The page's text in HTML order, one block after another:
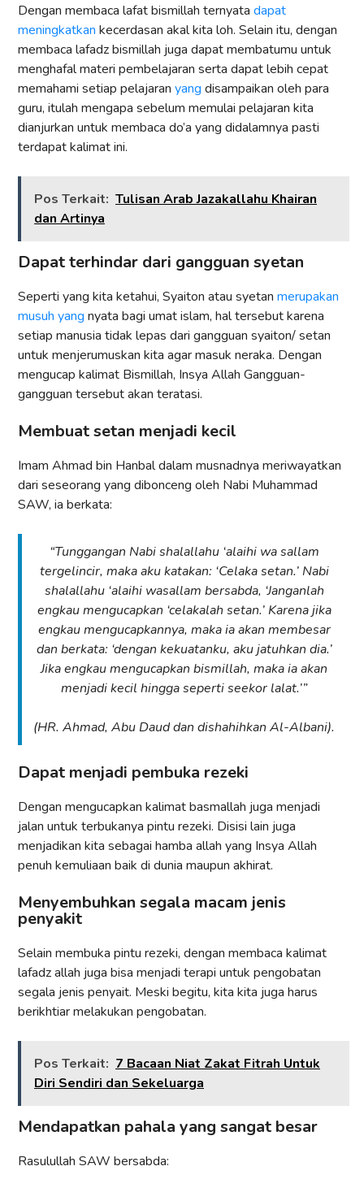
Dengan membaca lafat bismillah ternyata dapat
meningkatkan kecerdasan akal kita loh. Selain itu, dengan
membaca lafadz bismillah juga dapat membatumu untuk
menghafal materi pembelajaran serta dapat lebih cepat
memahami setiap pelajaran yang disampaikan oleh para
guru, itulah mengapa sebelum memulai pelajaran kita
dianjurkan untuk membaca do’a yang didalamnya pasti
terdapat kalimat ini.
Pos Terkait: Tulisan Arab Jazakallahu Khairan
dan Artinya
Dapat terhindar dari gangguan syetan
Seperti yang kita ketahui, Syaiton atau syetan merupakan
musuh yang nyata bagi umat islam, hal tersebut karena
setiap manusia tidak lepas dari gangguan syaiton/ setan
untuk menjerumuskan kita agar masuk neraka. Dengan
mengucap kalimat Bismillah, Insya Allah Gangguan-
gangguan tersebut akan teratasi.
Membuat setan menjadi kecil
Imam Ahmad bin Hanbal dalam musnadnya meriwayatkan
dari seseorang yang dibonceng oleh Nabi Muhammad
SAW, ia berkata:
“Tunggangan Nabi shalallahu ‘alaihi wa sallam
tergelincir, maka aku katakan: ‘Celaka setan.’ Nabi
shalallahu ‘alaihi wasallam bersabda, ‘Janganlah
engkau mengucapkan ‘celakalah setan.’ Karena jika
engkau mengucapkannya, maka ia akan membesar
dan berkata: ‘dengan kekuatanku, aku jatuhkan dia.’
Jika engkau mengucapkan bismillah, maka ia akan
menjadi kecil hingga seperti seekor lalat.’”
(HR. Ahmad, Abu Daud dan dishahihkan Al-Albani).
Dapat menjadi pembuka rezeki
Dengan mengucapkan kalimat basmallah juga menjadi
jalan untuk terbukanya pintu rezeki. Disisi lain juga
menjadikan kita sebagai hamba allah yang Insya Allah
penuh kemuliaan baik di dunia maupun akhirat.
Menyembuhkan segala macam jenis
penyakit
Selain membuka pintu rezeki, dengan membaca kalimat
lafadz allah juga bisa menjadi terapi untuk pengobatan
segala jenis penyait. Meski begitu, kita kita juga harus
berikhtiar melakukan pengobatan.
Pos Terkait: 7 Bacaan Niat Zakat Fitrah Untuk
Diri Sendiri dan Sekeluarga
Mendapatkan pahala yang sangat besar
Rasulullah SAW bersabda: